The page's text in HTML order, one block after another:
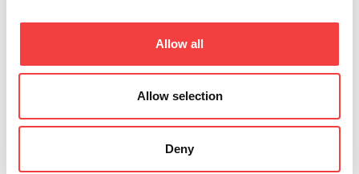
Allow all
Allow selection
Deny
Keyline para Telechiara: Proudly Made in Italy